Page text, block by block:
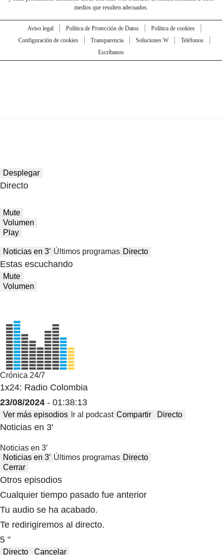
medios que resulten adecuados.
Aviso legal Política de Protección de Datos
Política de cookies
Configuración de cookies
Transparencia Soluciones W
Teléfonos
Escríbanos
Desplegar
Directo
Mute
Volumen
Play
Noticias en 3′ Últimos programas Directo
Estas escuchando
Mute
Volumen
Crónica 24/7
1x24: Radio Colombia
23/08/2024 - 01:38:13
Ver más episodios Ir al podcast Compartir Directo
Noticias en 3′
Noticias en 3′
Noticias en 3′ Últimos programas Directo
Cerrar
Otros episodios
Cualquier tiempo pasado fue anterior
Tu audio se ha acabado.
Te redirigiremos al directo.
5 "
Directo Cancelar